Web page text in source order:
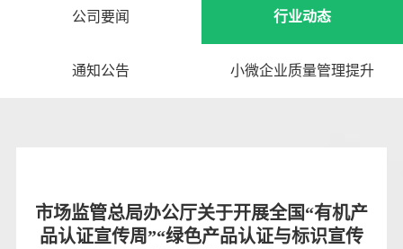
公司要闻 行业动态
通知公告 小微企业质量管理提升
市场监管总局办公厅关于开展全国“有机产
品认证宣传周”“绿色产品认证与标识宣传